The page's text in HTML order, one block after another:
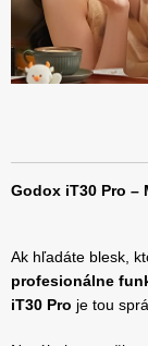
Godox iT30 Pro –
Ak hľadáte blesk,
profesionálne
iT30 Pro je tou